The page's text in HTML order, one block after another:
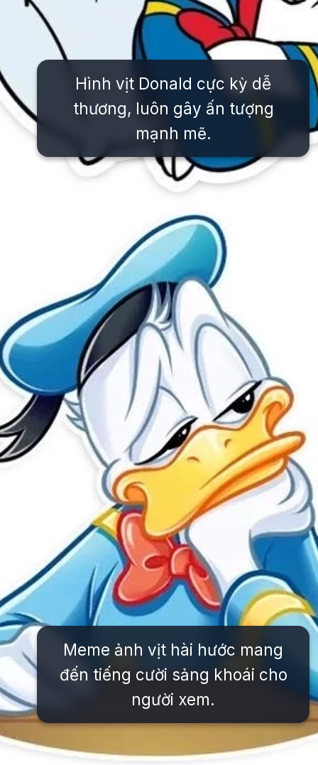
Hình vịt Donald cực kỳ dễ
thương, luôn gây ấn tượng
mạnh mẽ.
https://issiloo.edu.vn/vit-donald-meme
Meme ảnh vịt hài hước mang
đến tiếng cười sảng khoái cho
người xem.